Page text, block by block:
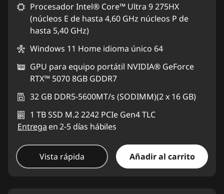
Procesador Intel® Core™ Ultra 9 275HX
(núcleos E de hasta 4,60 GHz núcleos P de
hasta 5,40 GHz)
Windows 11 Home idioma único 64
GPU para equipo portátil NVIDIA® GeForce
RTX™ 5070 8GB GDDR7
32 GB DDR5-5600MT/s (SODIMM)(2 x 16 GB)
1 TB SSD M.2 2242 PCIe Gen4 TLC
Entrega en 2-5 días hábiles
Vista rápida Añadir al carrito